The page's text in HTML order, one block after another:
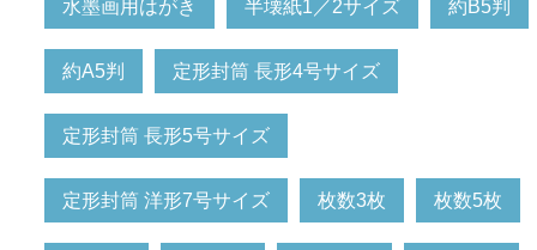
水墨画用はがき 半壊紙1／2サイズ 約B5判
約A5判 定形封筒 長形4号サイズ
定形封筒 長形5号サイズ
定形封筒 洋形7号サイズ 枚数3枚 枚数5枚